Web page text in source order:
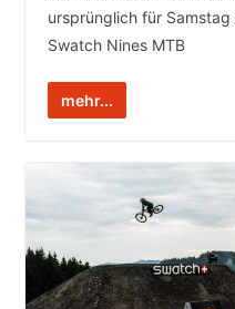
ursprünglich für
Swatch Nines MTB
mehr...